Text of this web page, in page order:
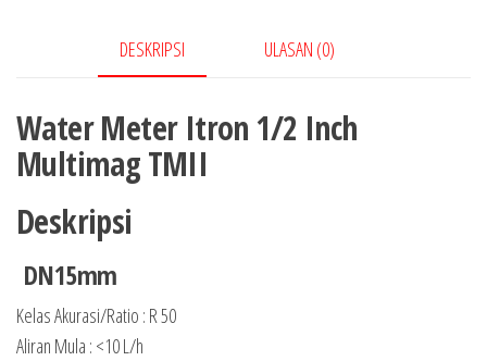
DESKRIPSI ULASAN (0)
Water Meter Itron 1/2 Inch
Multimag TMII
Deskripsi
DN15mm
Kelas Akurasi/Ratio : R 50
Aliran Mula : <10 L/h